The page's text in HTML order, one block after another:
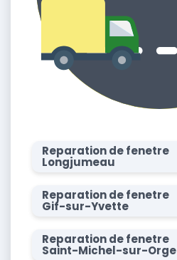
Reparation de fenetre
Longjumeau
Reparation de fenetre
Gif-sur-Yvette
Reparation de fenetre
Saint-Michel-sur-Orge